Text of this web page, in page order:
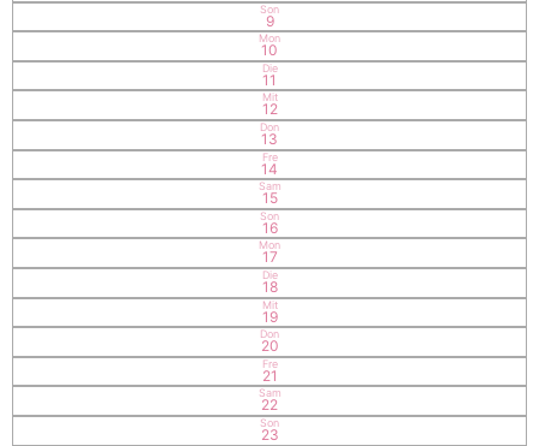
Son
9
Mon
10
Die
11
Mit
12
Don
13
Fre
14
Sam
15
Son
16
Mon
17
Die
18
Mit
19
Don
20
Fre
21
Sam
22
Son
23